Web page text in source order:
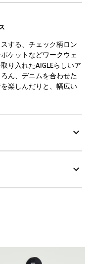
する、チェック柄ロン
ケットなどワークウェ
り入れたAIGLEらしいア
ん、デニムを合わせた
楽しんだりと、幅広い
、他2%